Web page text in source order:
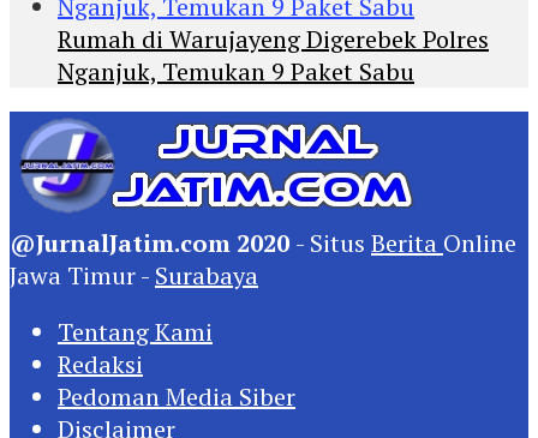
Rumah di Warujayeng Digerebek Polres
Nganjuk, Temukan 9 Paket Sabu
@JurnalJatim.com 2020 - Situs Berita Online
Jawa Timur - Surabaya
Tentang Kami
Redaksi
Pedoman Media Siber
Disclaimer